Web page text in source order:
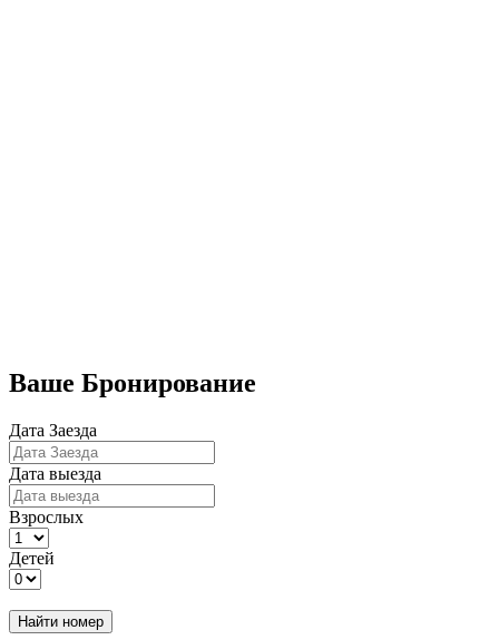
Ваше Бронирование
Дата Заезда
Дата выезда
Взрослых
Детей
Найти номер